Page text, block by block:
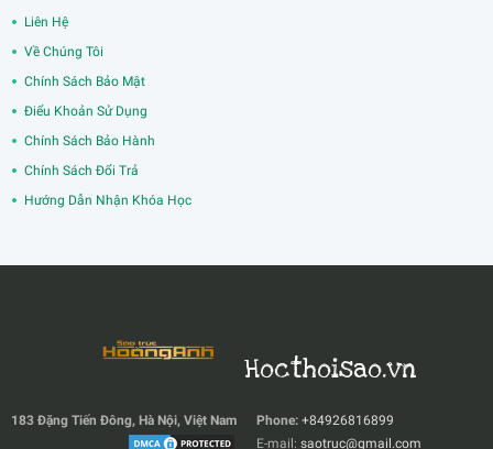
Liên Hệ
Về Chúng Tôi
Chính Sách Bảo Mật
Điểu Khoản Sử Dụng
Chính Sách Bảo Hành
Chính Sách Đổi Trả
Hướng Dẫn Nhận Khóa Học
Hocthoisao.vn
Phone: +84926816899
E-mail: saotruc@gmail.com
183 Đặng Tiến Đông, Hà Nội, Việt Nam